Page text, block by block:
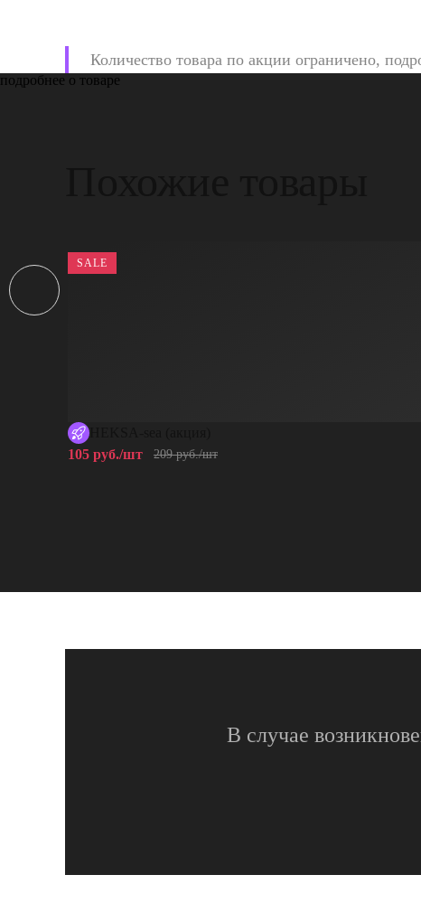
Количество товара по акции ограничено,
подробнее о товаре
SALE
105 руб./шт
209 руб./шт
В случае